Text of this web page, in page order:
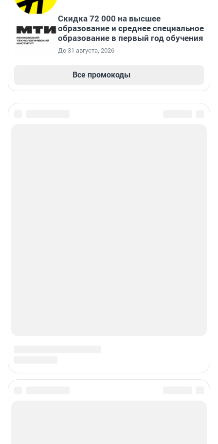
Скидка 72 000 на высшее
образование и среднее специальное
образование в первый год обучения
До 31 августа, 2026
Все промокоды